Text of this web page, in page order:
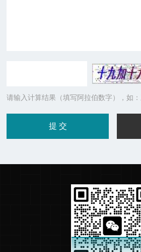
请输入计算结果（填写阿拉伯数字），如